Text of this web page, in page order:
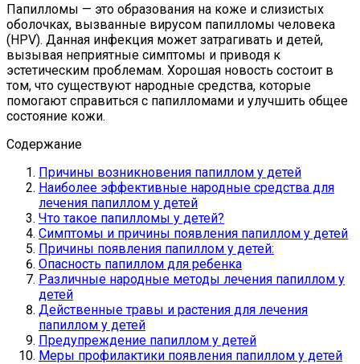
Папилломы — это образования на коже и слизистых
оболочках, вызванные вирусом папилломы человека
(HPV). Данная инфекция может затрагивать и детей,
вызывая неприятные симптомы и приводя к
эстетическим проблемам. Хорошая новость состоит в
том, что существуют народные средства, которые
помогают справиться с папилломами и улучшить общее
состояние кожи.
Содержание
Причины возникновения папиллом у детей
Наиболее эффективные народные средства для
лечения папиллом у детей
Что такое папилломы у детей?
Симптомы и причины появления папиллом у детей
Причины появления папиллом у детей:
Опасность папиллом для ребенка
Различные народные методы лечения папиллом у
детей
Действенные травы и растения для лечения
папиллом у детей
Предупреждение папиллом у детей
Меры профилактики появления папиллом у детей